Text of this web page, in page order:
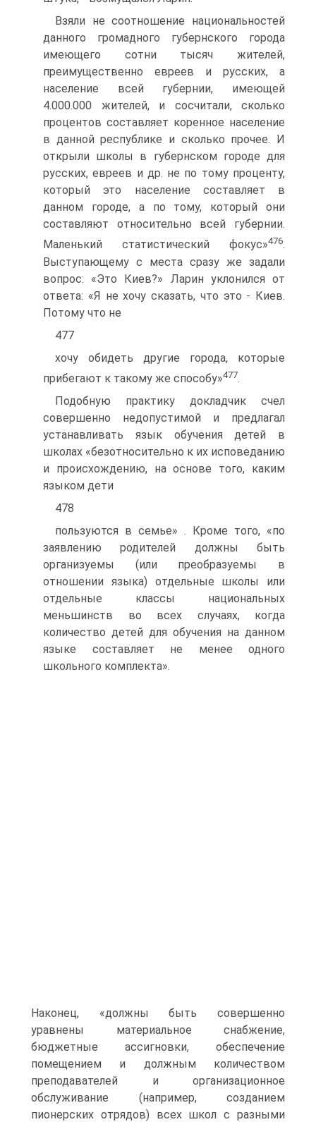
Взяли не соотношение национальностей
данного громадного губернского города
имеющего сотни тысяч жителей,
преимущественно евреев и русских, а
население всей губернии, имеющей
4.000.000 жителей, и сосчитали, сколько
процентов составляет коренное население
в данной республике и сколько прочее. И
открыли школы в губернском городе для
русских, евреев и др. не по тому проценту,
который это население составляет в
данном городе, а по тому, который они
составляют относительно всей губернии.
Маленький статистический фокус»476.
Выступающему с места сразу же задали
вопрос: «Это Киев?» Ларин уклонился от
ответа: «Я не хочу сказать, что это - Киев.
Потому что не
477
хочу обидеть другие города, которые
прибегают к такому же способу»477.
Подобную практику докладчик счел
совершенно недопустимой и предлагал
устанавливать язык обучения детей в
школах «безотносительно к их исповеданию
и происхождению, на основе того, каким
языком дети
478
пользуются в семье» . Кроме того, «по
заявлению родителей должны быть
организуемы (или преобразуемы в
отношении языка) отдельные школы или
отдельные классы национальных
меньшинств во всех случаях, когда
количество детей для обучения на данном
языке составляет не менее одного
школьного комплекта».
Наконец, «должны быть совершенно
уравнены материальное снабжение,
бюджетные ассигновки, обеспечение
помещением и должным количеством
преподавателей и организационное
обслуживание (например, созданием
пионерских отрядов) всех школ с разными